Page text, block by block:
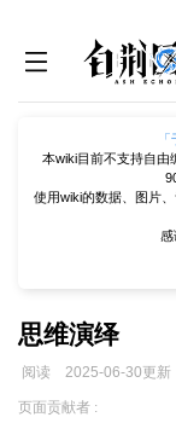
本wiki目前不支持自由
使用wiki的数据、图片
感
思维演绎
阅读 2025-06-30更新
跳
跳
页面贡献者 :